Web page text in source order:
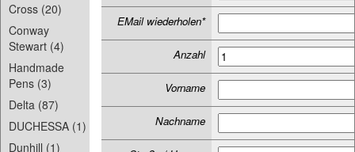
Cross (20)
Conway
Stewart (4)
Handmade
Pens (3)
Delta (87)
DUCHESSA (1)
Dunhill (1)
EMail wiederholen*
Anzahl
Vorname
Nachname